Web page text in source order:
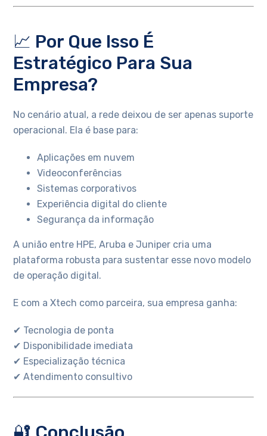
📈 Por Que Isso É
Estratégico Para Sua
Empresa?
No cenário atual, a rede deixou de ser apenas suporte
operacional. Ela é base para:
Aplicações em nuvem
Videoconferências
Sistemas corporativos
Experiência digital do cliente
Segurança da informação
A união entre HPE, Aruba e Juniper cria uma
plataforma robusta para sustentar esse novo modelo
de operação digital.
E com a Xtech como parceira, sua empresa ganha:
✔ Tecnologia de ponta
✔ Disponibilidade imediata
✔ Especialização técnica
✔ Atendimento consultivo